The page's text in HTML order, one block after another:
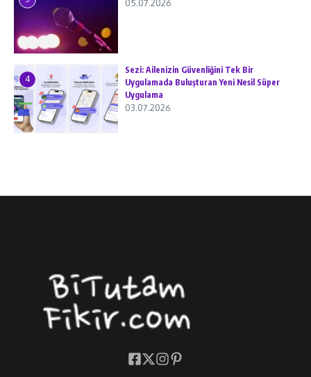
05.07.2026
4
Sezi: Ailenizin Güvenliğini Tek Bir
Uygulamada Buluşturan Yeni Nesil Süper
Uygulama
03.07.2026